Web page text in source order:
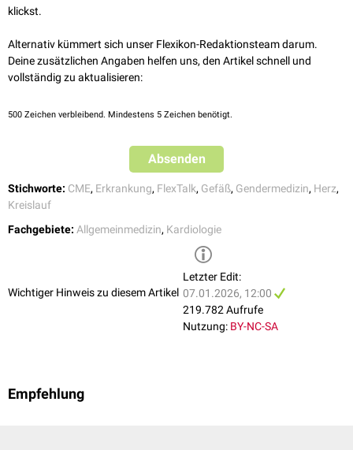
Zum CME
FlexTalk - Lipoproteine
klickst.
Alternativ kümmert sich unser Flexikon-Redaktionsteam darum.
Deine zusätzlichen Angaben helfen uns, den Artikel schnell und
vollständig zu aktualisieren:
500 Zeichen verbleibend. Mindestens 5 Zeichen benötigt.
Absenden
Stichworte: CME, Erkrankung, FlexTalk, Gefäß, Gendermedizin, Herz,
Kreislauf
Fachgebiete: Allgemeinmedizin, Kardiologie
Wichtiger Hinweis zu diesem Artikel
Letzter Edit:
07.01.2026, 12:00
219.782 Aufrufe
Nutzung: BY-NC-SA
Empfehlung